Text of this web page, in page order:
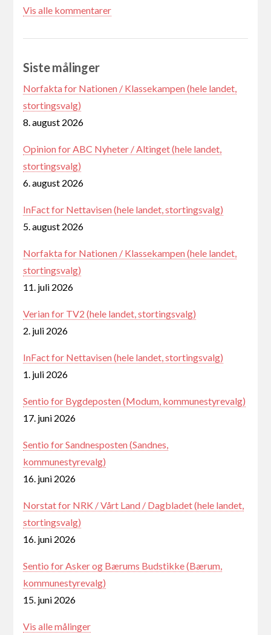
Vis alle kommentarer
Siste målinger
Norfakta for Nationen / Klassekampen (hele landet,
stortingsvalg)
8. august 2026
Opinion for ABC Nyheter / Altinget (hele landet,
stortingsvalg)
6. august 2026
InFact for Nettavisen (hele landet, stortingsvalg)
5. august 2026
Norfakta for Nationen / Klassekampen (hele landet,
stortingsvalg)
11. juli 2026
Verian for TV2 (hele landet, stortingsvalg)
2. juli 2026
InFact for Nettavisen (hele landet, stortingsvalg)
1. juli 2026
Sentio for Bygdeposten (Modum, kommunestyrevalg)
17. juni 2026
Sentio for Sandnesposten (Sandnes,
kommunestyrevalg)
16. juni 2026
Norstat for NRK / Vårt Land / Dagbladet (hele landet,
stortingsvalg)
16. juni 2026
Sentio for Asker og Bærums Budstikke (Bærum,
kommunestyrevalg)
15. juni 2026
Vis alle målinger